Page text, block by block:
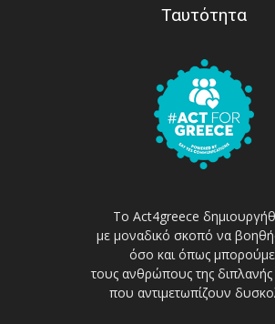
Ταυτότητα
Το Act4greece
με μοναδικό σκοπό να
όσο και όπως
τους ανθρώπους της
που αντιμετωπίζουν